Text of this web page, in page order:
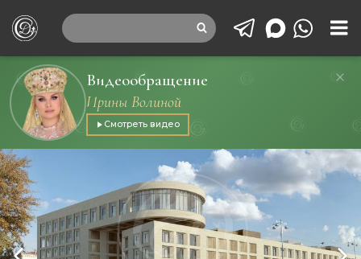
Видеообращение
Ирины Волиной
Смотреть видео